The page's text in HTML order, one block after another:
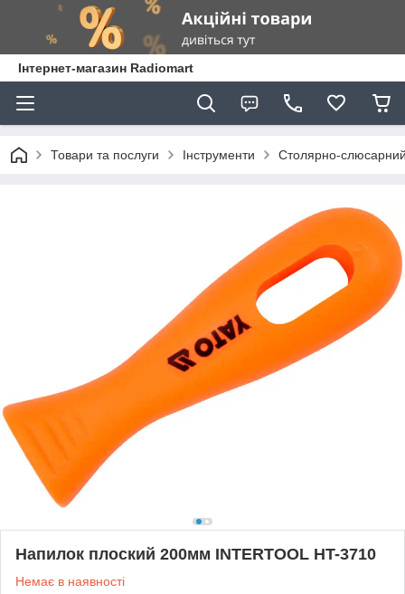
Інтернет-магазин Radiomart
Товари та послуги Інструменти Столярно-
Напилок плоский 200мм INTERTOOL HT-3710
Немає в наявності